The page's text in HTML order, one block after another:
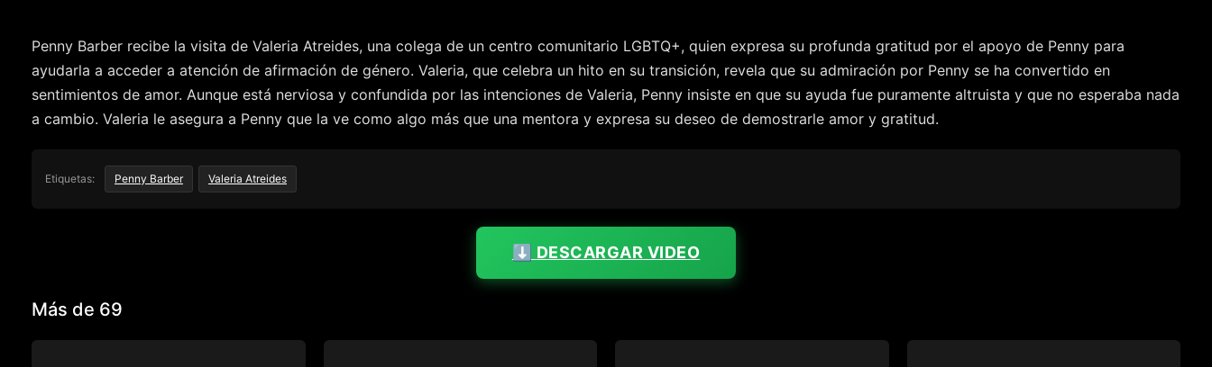
Penny Barber recibe la visita de Valeria Atreides, una colega de un centro comunitario LGBTQ+, quien expresa su profunda gratitud por el apoyo de Penny para
ayudarla a acceder a atención de afirmación de género. Valeria, que celebra un hito en su transición, revela que su admiración por Penny se ha convertido en
sentimientos de amor. Aunque está nerviosa y confundida por las intenciones de Valeria, Penny insiste en que su ayuda fue puramente altruista y que no esperaba nada
a cambio. Valeria le asegura a Penny que la ve como algo más que una mentora y expresa su deseo de demostrarle amor y gratitud.
Etiquetas: Penny Barber Valeria Atreides
⬇️ DESCARGAR VIDEO
Más de 69